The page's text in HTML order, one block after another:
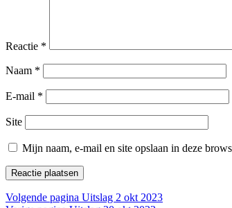
Reactie *
Naam *
E-mail *
Site
Mijn naam, e-mail en site opslaan in deze
Bericht
Volgende pagina Vorig
Uitslag 2 okt 2023